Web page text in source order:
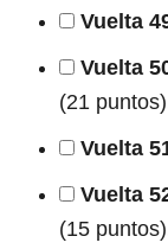
Vuelta
Vuelta
(21
Vuelta
Vuelta
(15